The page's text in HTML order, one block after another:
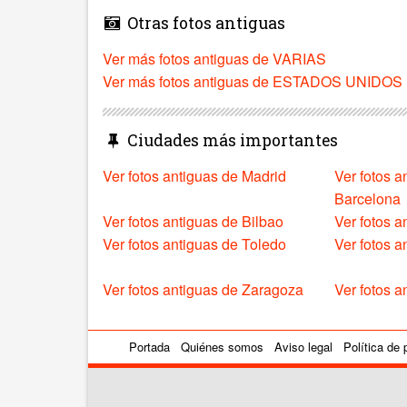
Otras fotos antiguas
Ver más fotos antiguas de VARIAS
Ver más fotos antiguas de ESTADOS UNIDOS
Ciudades más importantes
Ver fotos antiguas de Madrid
Ver fotos
Barcelona
Ver fotos antiguas de Bilbao
Ver fotos
Ver fotos antiguas de Toledo
Ver fotos
Ver fotos antiguas de Zaragoza Ver fotos
Portada Quiénes somos Aviso legal Política de